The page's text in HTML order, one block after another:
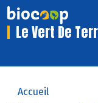
Le Vert De
Accueil